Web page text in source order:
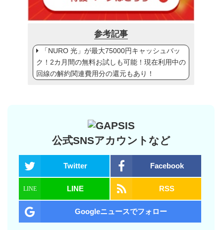
参考記事
「NURO 光」が最大75000円キャッシュバッ
ク！2カ月間の無料お試しも可能！現在利用中の
回線の解約関連費用分の還元もあり！
公式SNSアカウントなど
Twitter Facebook
LINE RSS
Googleニュースでフォロー